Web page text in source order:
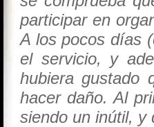
participar en
A los pocos días
el servicio, y
hubiera gustado
hacer daño. Al
siendo un inútil, y